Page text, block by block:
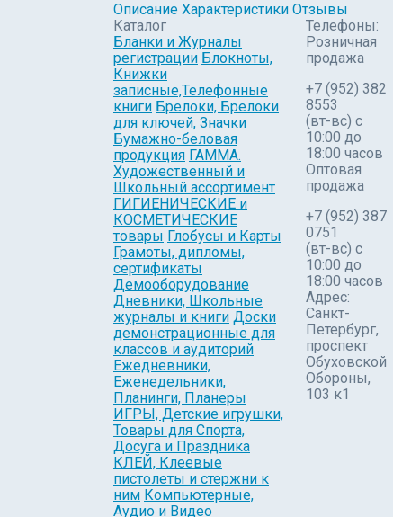
Описание Характеристики Отзывы
Каталог
Бланки и Журналы
регистрации Блокноты,
Книжки
записные,Телефонные
книги Брелоки, Брелоки
для ключей, Значки
Бумажно-беловая
продукция ГАММА.
Художественный и
Школьный ассортимент
ГИГИЕНИЧЕСКИЕ и
КОСМЕТИЧЕСКИЕ
товары Глобусы и Карты
Грамоты, дипломы,
сертификаты
Демооборудование
Дневники, Школьные
журналы и книги Доски
демонстрационные для
классов и аудиторий
Ежедневники,
Еженедельники,
Планинги, Планеры
ИГРЫ, Детские игрушки,
Товары для Спорта,
Досуга и Праздника
КЛЕЙ, Клеевые
пистолеты и стержни к
ним Компьютерные,
Аудио и Видео
Телефоны:
Розничная
продажа
+7 (952) 382
8553
(вт-вс) c
10:00 до
18:00 часов
Оптовая
продажа
+7 (952) 387
0751
(вт-вс) с
10:00 до
18:00 часов
Адрес:
Санкт-
Петербург,
проспект
Обуховской
Обороны,
103 к1